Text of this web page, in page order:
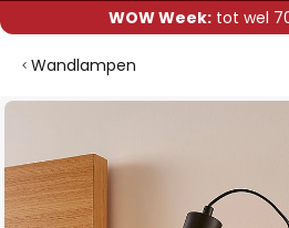
WOW Week:tot wel
Wandlampen
Ga
het
einde